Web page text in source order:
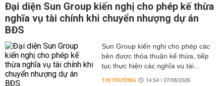
Đại diện Sun Group kiến nghị cho phép kế thừa
nghĩa vụ tài chính khi chuyển nhượng dự án
BĐS
Sun Group kiến nghị cho phép các
bên được thỏa thuận kế thừa, tiếp
tục thực hiện các nghĩa vụ tài...
THỊ TRƯỜNG 14:54 | 07/08/2026